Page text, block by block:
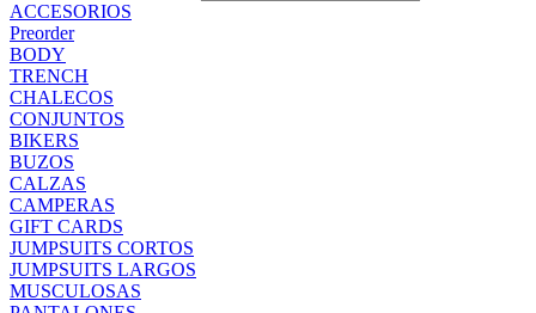
ACCESORIOS
Preorder
BODY
TRENCH
CHALECOS
CONJUNTOS
BIKERS
BUZOS
CALZAS
CAMPERAS
GIFT CARDS
JUMPSUITS CORTOS
JUMPSUITS LARGOS
MUSCULOSAS